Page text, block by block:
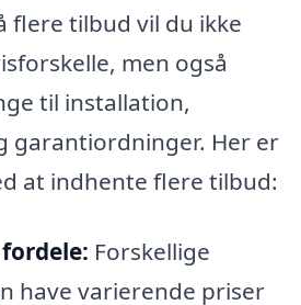
flere tilbud vil du ikke
men også
til installation,
garantiordninger. Her er
at indhente flere tilbud:
Forskellige
have varierende priser